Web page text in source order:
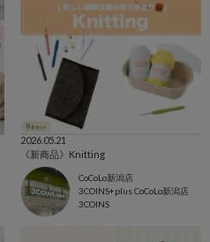
2026.05.21
《新商品》Knitting
CoCoLo新潟店
3COINS+plus CoCoLo新潟店
3COINS